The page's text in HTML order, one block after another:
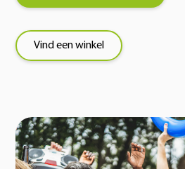
Vind een winkel